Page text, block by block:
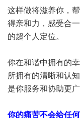
这样做将滋养你，
得亲和力，感受合
的超个人定位。
你在和谐中拥有的
所拥有的清晰和认
是你服务和协助更
你的痛苦不会给任